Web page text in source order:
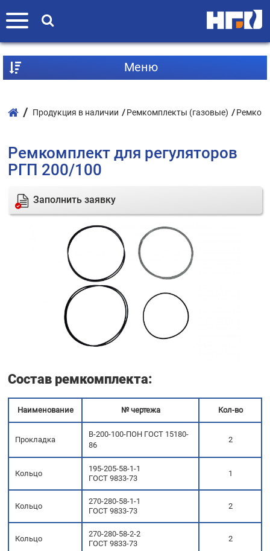
Mеню
Продукция в наличии Ремкомплекты (газовые)
Ремкомплект для регуляторов
РГП 200/100
Заполнить заявку
Состав ремкомплекта:
Наименование № чертежа Кол-во
Прокладка
В-200-100-ПОН ГОСТ 15180-
86
2
Кольцо
195-205-58-1-1
ГОСТ 9833-73
1
Кольцо
270-280-58-1-1
ГОСТ 9833-73
2
Кольцо
270-280-58-2-2
ГОСТ 9833-73
2